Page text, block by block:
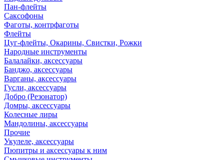
Пан-флейты
Саксофоны
Фаготы, контрфаготы
Флейты
Цуг-флейты, Окарины, Свистки, Рожки
Народные инструменты
Балалайки, аксессуары
Банджо, аксессуары
Варганы, аксессуары
Гусли, аксессуары
Добро (Резонатор)
Домры, аксессуары
Колесные лиры
Мандолины, аксессуары
Прочие
Укулеле, аксессуары
Пюпитры и аксессуары к ним